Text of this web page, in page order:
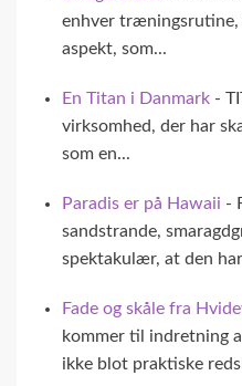
enhver træningsrutine,
aspekt, som...
En Titan i Danmark -
virksomhed, der har
som en...
Paradis er på Hawaii -
sandstrande,
spektakulær, at den
Fade og skåle fra
kommer til indretning
ikke blot praktiske